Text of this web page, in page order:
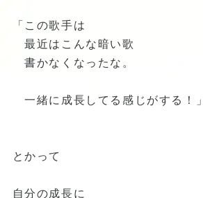
「この歌手は
最近はこんな暗い歌
書かなくなったな。
一緒に成長してる感じがする！」
とかって
自分の成長に